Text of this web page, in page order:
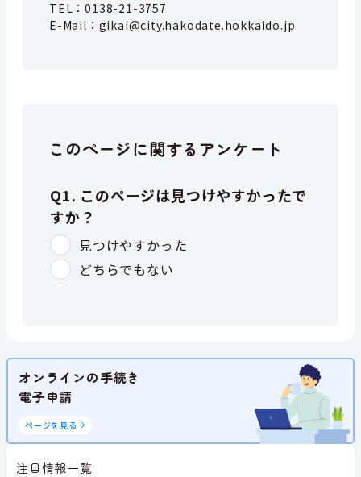
TEL：0138-21-3757
E-Mail： gikai@city.hakodate.hokkaido.jp
このページに関するアンケート
オンラインの手続き
電子申請
ページを見る
注目情報一覧